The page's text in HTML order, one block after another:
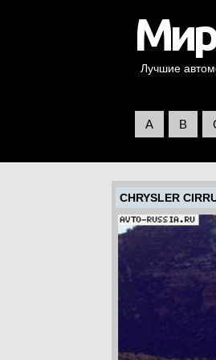
Лучшие
A B
CHRYSLER